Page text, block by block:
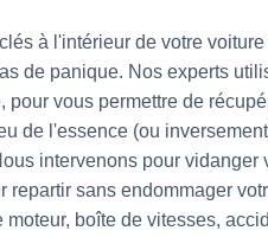
à l'intérieur de votre
de panique. Nos experts
vous permettre de
de l'essence (ou
intervenons pour vidanger
sans endommager
boîte de vitesses,